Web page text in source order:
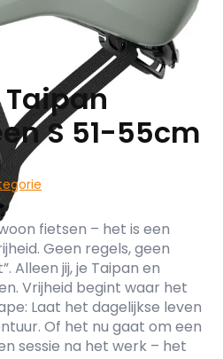
S 51-55cm
fietsen – het is een
Geen regels, geen
Alleen jij, je Taipan en
Vrijheid begint waar het
Laat het dagelijkse leven
Of het nu gaat om een
sessie na het werk – het